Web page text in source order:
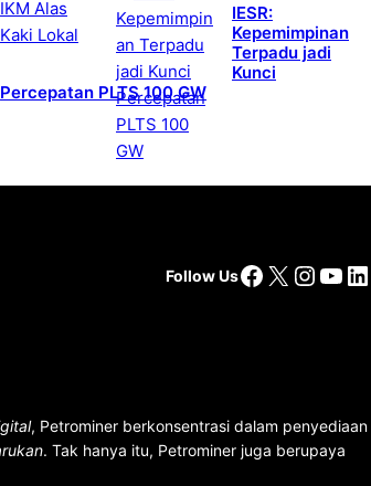
IESR:
Kepemimpinan
Terpadu jadi
Kunci
Percepatan PLTS 100 GW
Follow UsFacebook
X
, Petrominer berkonsentrasi dalam penyediaan
. Tak hanya itu, Petrominer juga berupaya